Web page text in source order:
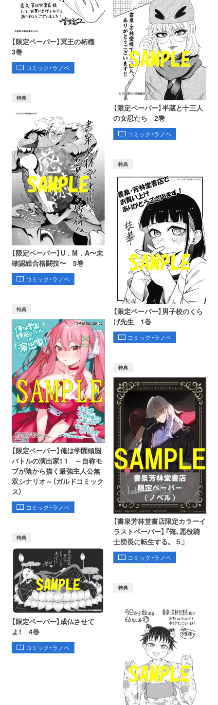
【限定ペーパー】冥王の柘榴
3巻
コミック・ラノベ
【限定ペーパー】半蔵と十三人
の女忍たち 2巻
コミック・ラノベ
特典
【限定ペーパー】U．M．A〜未
確認総合格闘技〜 5巻
コミック・ラノベ
特典
【限定ペーパー】男子校のくら
げ先生 1巻
コミック・ラノベ
特典
【限定ペーパー】俺は学園頭脳
バトルの演出家！ 1 ～自称モ
ブが陰から描く最強主人公無
双シナリオ～（ガルドコミック
ス）
コミック・ラノベ
特典
【書泉芳林堂書店限定カラーイ
ラストペーパー】『俺、悪役騎
士団長に転生する。 ５』
コミック・ラノベ
特典
【限定ペーパー】成仏させて
よ！ 4巻
コミック・ラノベ
特典